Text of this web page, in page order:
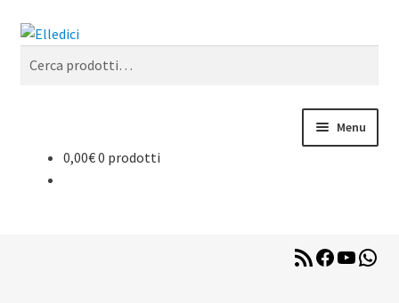
Vai
navigazione
Vai
contenuto
Cerca
Menu
Libreria Online
menu
0,00€0 prodotti
RSS Facebook